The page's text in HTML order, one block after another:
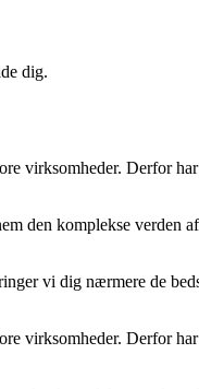
dig.
virksomheder. Derfor
den komplekse verden
vi dig nærmere de
virksomheder. Derfor